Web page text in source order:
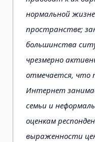
нормальной
пространстве;
большинства
чрезмерно
отмечается, что
Интернет
семьи и
оценкам
выраженности